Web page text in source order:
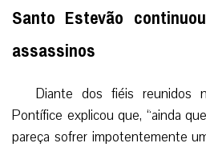
Santo Estevão
assassinos
Diante dos fiéis reunidos
Pontífice explicou que, “ainda
pareça sofrer impotentemente